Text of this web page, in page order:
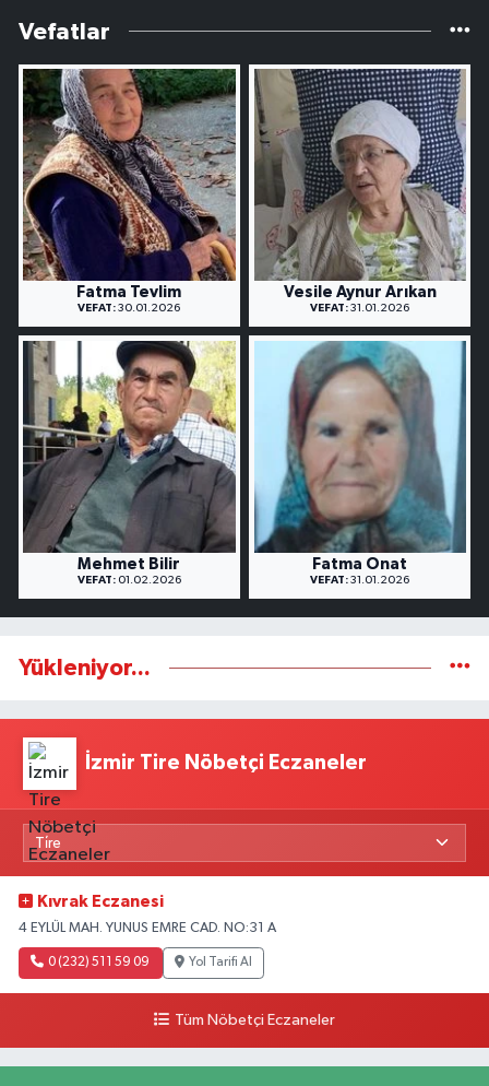
Vefatlar
Fatma Tevlim
VEFAT: 30.01.2026
Vesile Aynur Arıkan
VEFAT: 31.01.2026
Mehmet Bilir
VEFAT:01.02.2026
Fatma Onat
VEFAT: 31.01.2026
Yükleniyor...
İzmir Tire Nöbetçi Eczaneler
Kıvrak Eczanesi
4 EYLÜL MAH. YUNUS EMRE CAD. NO:31 A
0 (232) 511 59 09 Yol Tarifi Al
Tüm Nöbetçi Eczaneler